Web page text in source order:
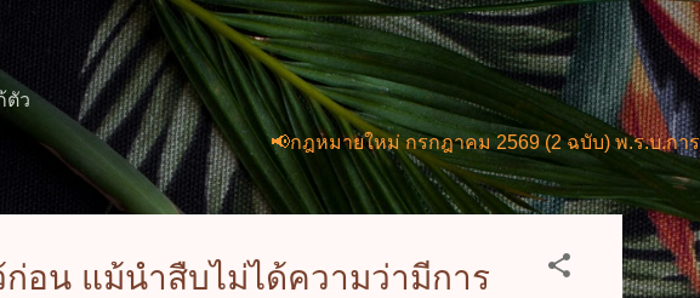
ข้ามไปที่เนื้อหาหลัก
ตัว
📢กฎหมายใหม่ กรกฎาคม 2569 (2 ฉบับ) พ.ร.บ.การอำนวยก
ก่อน แม้นำสืบไม่ได้ความว่ามีการ